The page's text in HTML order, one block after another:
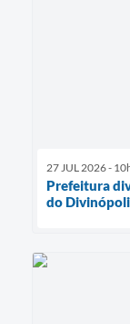
27 JUL 2026 -
Prefeitura
do